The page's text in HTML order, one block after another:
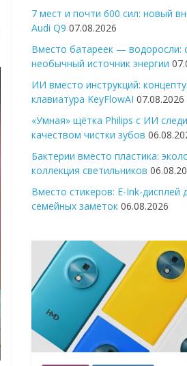
7 мест и почти 600 сил: новый
Audi Q9 07.08.2026
Вместо батареек — водоросли:
необычный источник энергии
ИИ вместо инструкций:
клавиатура KeyFlowAI 07.08.2026
«Умная» щётка Philips с ИИ
качеством чистки зубов
Бактерии вместо пластика:
коллекция светильников
Вместо стикеров: E-Ink-дисплей
семейных заметок 06.08.2026